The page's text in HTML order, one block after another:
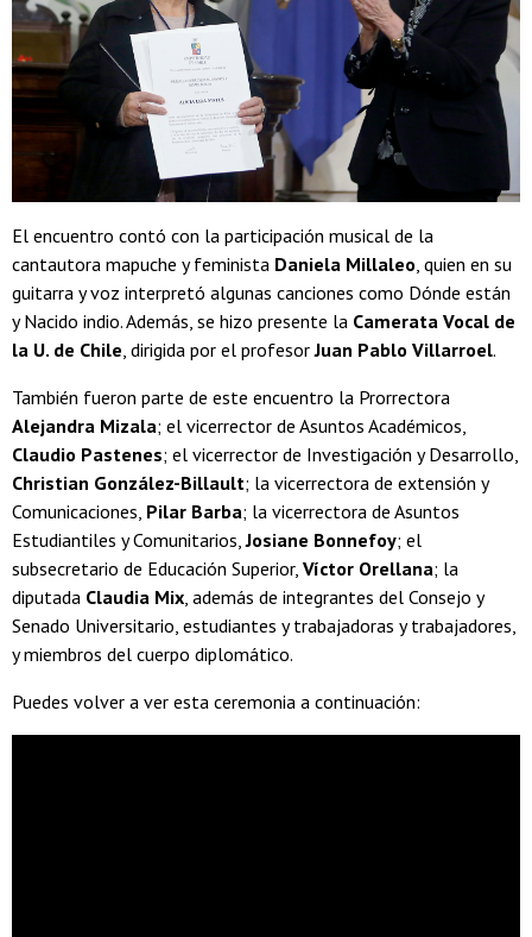
El encuentro contó con la participación musical de la
cantautora mapuche y feminista Daniela Millaleo, quien en su
guitarra y voz interpretó algunas canciones como Dónde están
y Nacido indio. Además, se hizo presente la Camerata Vocal de
la U. de Chile, dirigida por el profesorJuan Pablo Villarroel.
También fueron parte de este encuentro la Prorrectora
Alejandra Mizala; el vicerrector de Asuntos Académicos,
Claudio Pastenes; el vicerrector de Investigación y Desarrollo,
Christian González-Billault; la vicerrectora de extensión y
Comunicaciones, Pilar Barba; la vicerrectora de Asuntos
Estudiantiles y Comunitarios,Josiane Bonnefoy; el
subsecretario de Educación Superior, Víctor Orellana; la
diputada Claudia Mix, además de integrantes del Consejo y
Senado Universitario, estudiantes y trabajadoras y trabajadores,
y miembros del cuerpo diplomático.
Puedes volver a ver esta ceremonia a continuación: